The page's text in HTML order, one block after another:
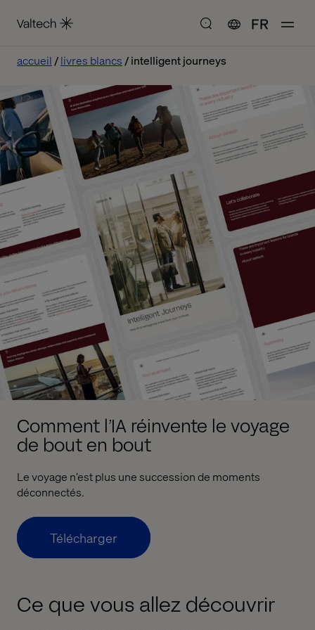
FR
accueil livres blancs intelligent journeys
Comment l’IA réinvente le voyage
de bout en bout
Le voyage n’est plus une succession de moments
déconnectés.
Télécharger
Ce que vous allez découvrir